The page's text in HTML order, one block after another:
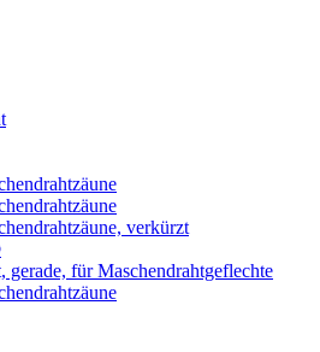
verkürzt
gerade, für Maschendrahtgeflechte